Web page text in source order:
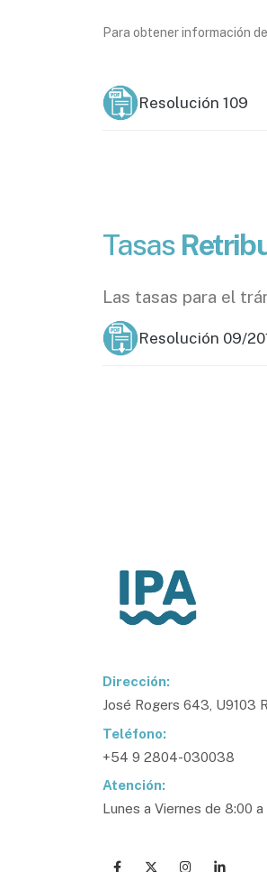
Para obtener información
Resolución 109
Tasas
Las tasas para el
Resolución 09/
Dirección:
José Rogers 643, U9103
Teléfono:
+54 9 2804-030038
Atención:
Lunes a Viernes de 8:00 a